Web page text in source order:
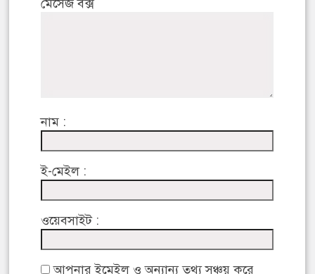
মেসেজ বক্স
নাম :
ই-মেইল :
ওয়েবসাইট :
আপনার ইমেইল ও অন্যান্য তথ্য সঞ্চয় করে